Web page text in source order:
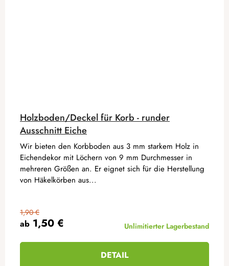
Holzboden/Deckel für Korb - runder
Ausschnitt Eiche
ab 1,50 €
1,90 €
Unlimitierter Lagerbestand
DETAIL
Wir bieten den Korbboden aus 3 mm starkem Holz in
Eichendekor mit Löchern von 9 mm Durchmesser in
mehreren Größen an. Er eignet sich für die Herstellung
von Häkelkörben aus...